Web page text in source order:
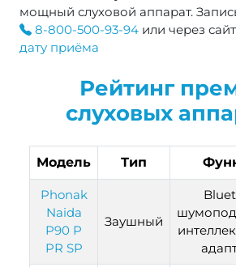
мощный слуховой аппарат.
8-800-500-93-94 или через сайт
дату приёма
Рейтинг
слуховых
Модель Тип
Phonak
Naida
P90 P
PR SP
Заушный